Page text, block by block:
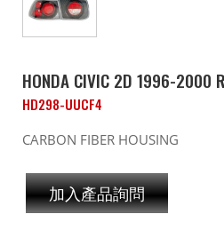
HONDA CIVIC 2D 1996-2000
HD298-UUCF4
CARBON FIBER HOUSING
加入產品詢問